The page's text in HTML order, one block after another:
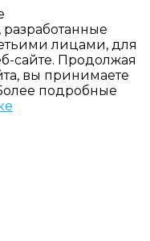
лицами, для
сайте. Продолжая
вы принимаете
подробные